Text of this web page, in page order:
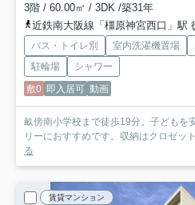
3階 / 60.00㎡ / 3DK /築31年
近鉄南大阪線「橿原神宮西口」駅
バス・トイレ別 室内洗濯機置場
駐輪場
シャワー
敷0 即入居可 動画
畝傍南小学校まで徒歩19分。子どもを
リーにおすすめです。収納はクロゼッ
る
賃貸マンション